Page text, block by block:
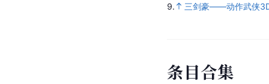
9.
三剑豪——动作武侠
条目合集